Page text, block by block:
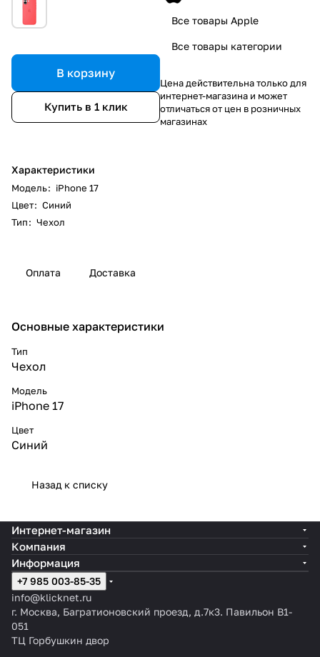
В корзину
Купить в 1 клик
Характеристики
Модель: iPhone 17
Цвет: Синий
Тип: Чехол
Все товары Apple
Все товары категории
Цена действительна только для
интернет-магазина и может
отличаться от цен в розничных
магазинах
Оплата Доставка
Основные характеристики
Тип
Чехол
Модель
iPhone 17
Цвет
Синий
Назад к списку
Интернет-магазин
Компания
Информация
+7 985 003-85-35
info@klicknet.ru
г. Москва, Багратионовский проезд, д.7к3. Павильон B1-
051
ТЦ Горбушкин двор